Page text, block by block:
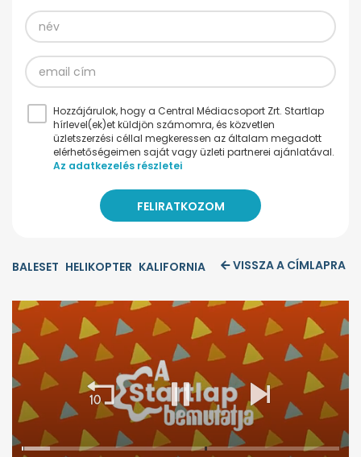
Hozzájárulok, hogy a Central Médiacsoport Zrt. Startlap
hírlevel(ek)et küldjön számomra, és közvetlen
üzletszerzési céllal megkeressen az általam megadott
elérhetőségeimen saját vagy üzleti partnerei ajánlatával.
Az adatkezelés részletei
BALESET HELIKOPTER KALIFORNIA VISSZA A CÍMLAPRA